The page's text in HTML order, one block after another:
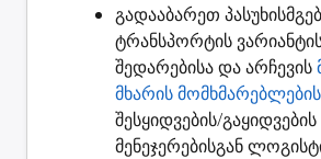
გადააბარეთ
ტრანსპორტის
შედარებისა და არჩევის
მხარის
შესყიდვების/გაყიდვების
მენეჯერებისგან